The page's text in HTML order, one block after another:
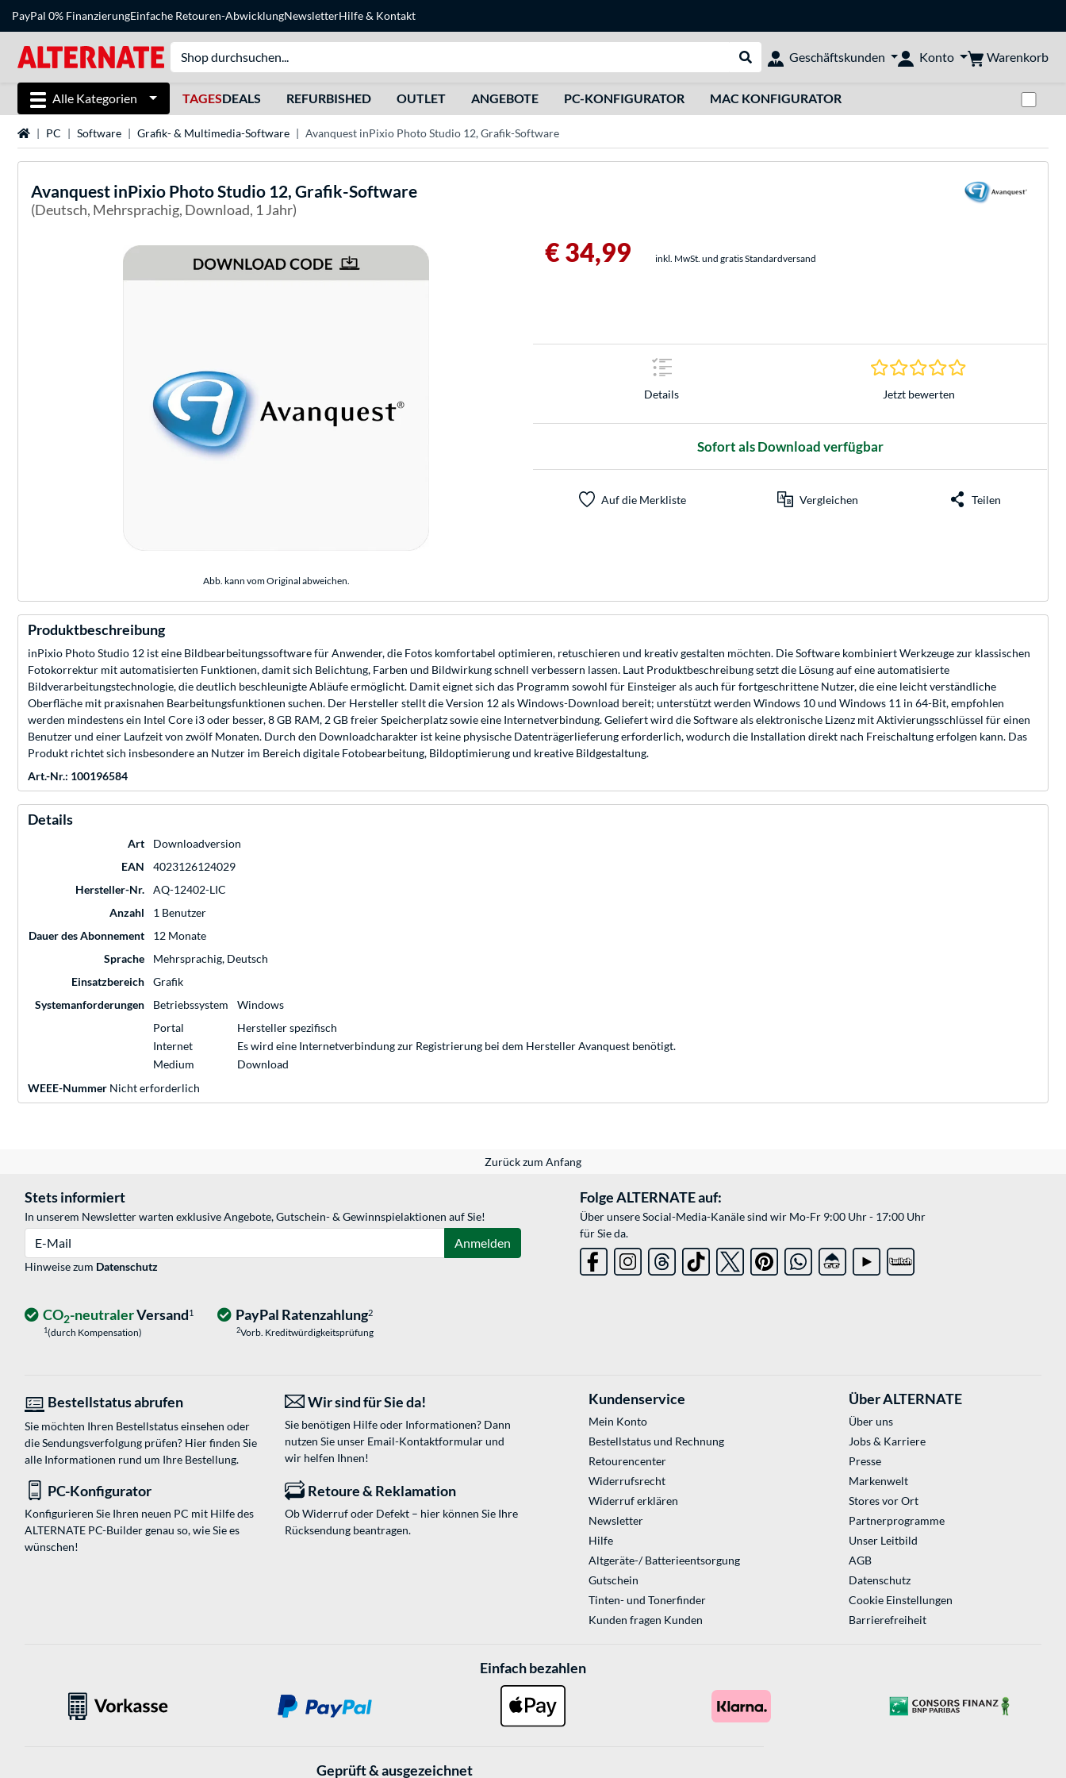
PayPal 0% FinanzierungEinfache Retouren-AbwicklungNewsletterHilfe& Kontakt
Suche durchführen
Geschäftskunden Konto Warenkorb
Alle Kategorien TAGESDEALS REFURBISHED OUTLET ANGEBOTE PC-KONFIGURATOR MAC KONFIGURATOR
Startseite
PC Software Grafik- & Multimedia-Software Avanquest inPixio Photo Studio 12, Grafik-Software
Avanquest inPixio Photo Studio 12, Grafik-Software
(Deutsch, Mehrsprachig, Download, 1 Jahr)
Abb. kann vom Original abweichen.
€ 34,99 inkl. MwSt. und gratis Standardversand
Details
0.0 Sterne bei 0
Jetzt bewerten
Sofort als Download verfügbar
Auf die Merkliste Vergleichen Teilen
Produktbeschreibung
inPixio Photo Studio 12 ist eine Bildbearbeitungssoftware für Anwender, die Fotos komfortabel optimieren, retuschieren und kreativ gestalten möchten. Die Software kombiniert Werkzeuge zur klassischen
Fotokorrektur mit automatisierten Funktionen, damit sich Belichtung, Farben und Bildwirkung schnell verbessern lassen. Laut Produktbeschreibung setzt die Lösung auf eine automatisierte
Bildverarbeitungstechnologie, die deutlich beschleunigte Abläufe ermöglicht. Damit eignet sich das Programm sowohl für Einsteiger als auch für fortgeschrittene Nutzer, die eine leicht verständliche
Oberfläche mit praxisnahen Bearbeitungsfunktionen suchen. Der Hersteller stellt die Version 12 als Windows-Download bereit; unterstützt werden Windows 10 und Windows 11 in 64-Bit, empfohlen
werden mindestens ein Intel Core i3 oder besser, 8 GB RAM, 2 GB freier Speicherplatz sowie eine Internetverbindung. Geliefert wird die Software als elektronische Lizenz mit Aktivierungsschlüssel für einen
Benutzer und einer Laufzeit von zwölf Monaten. Durch den Downloadcharakter ist keine physische Datenträgerlieferung erforderlich, wodurch die Installation direkt nach Freischaltung erfolgen kann. Das
Produkt richtet sich insbesondere an Nutzer im Bereich digitale Fotobearbeitung, Bildoptimierung und kreative Bildgestaltung.
Art.-Nr.: 100196584
Details
Art
Downloadversion
EAN
4023126124029
Hersteller-Nr.
AQ-12402-LIC
Anzahl
1 Benutzer
Dauer des Abonnement
12 Monate
Sprache
Mehrsprachig, Deutsch
Einsatzbereich
Grafik
Systemanforderungen
Betriebssystem
Windows
Portal
Hersteller spezifisch
Internet
Es wird eine Internetverbindung zur Registrierung bei dem Hersteller Avanquest benötigt.
Medium
Download
WEEE-Nummer Nicht erforderlich
Zurück zum Anfang
Stets informiert
In unserem Newsletter warten exklusive Angebote, Gutschein- & Gewinnspielaktionen auf Sie!
Anmelden
Hinweise zum Datenschutz
Folge ALTERNATE auf:
Über unsere Social-Media-Kanäle sind wir Mo-Fr 9:00 Uhr - 17:00 Uhr
für Sie da.
CO2-neutralerVersand1
1(durch Kompensation)
PayPal Ratenzahlung2
2Vorb. Kreditwürdigkeitsprüfung
Bestellstatus abrufen
Sie möchten Ihren Bestellstatus einsehen oder
die Sendungsverfolgung prüfen? Hier finden Sie
alle Informationen rund um Ihre Bestellung.
Wir sind für Sie da!
Sie benötigen Hilfe oder Informationen? Dann
nutzen Sie unser Email-Kontaktformularund
wir helfen Ihnen!
PC-Konfigurator
Konfigurieren Sie Ihren neuen PC mit Hilfe des
ALTERNATE PC-Builder genau so, wie Sie es
wünschen!
Retoure & Reklamation
Ob Widerruf oder Defekt – hier können Sie Ihre
Rücksendung beantragen.
Kundenservice
Mein Konto
Bestellstatus und Rechnung
Retourencenter
Widerrufsrecht
Widerruf erklären
Newsletter
Hilfe
Altgeräte-/ Batterieentsorgung
Gutschein
Tinten- und Tonerfinder
Kunden fragen Kunden
Über ALTERNATE
Über uns
Jobs & Karriere
Presse
Markenwelt
Stores vor Ort
Partnerprogramme
Unser Leitbild
AGB
Datenschutz
Cookie Einstellungen
Barrierefreiheit
Einfach bezahlen
Geprüft & ausgezeichnet